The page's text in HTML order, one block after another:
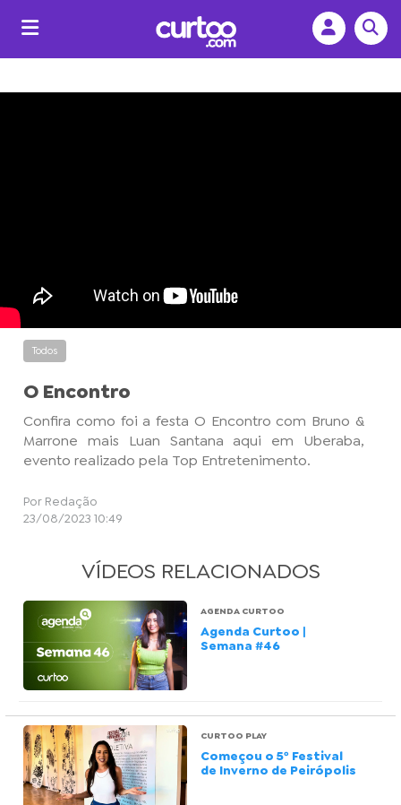
Todos
O Encontro
Confira como foi a festa O Encontro com Bruno &
Marrone mais Luan Santana aqui em Uberaba,
evento realizado pela Top Entretenimento.
Por Redação
23/08/2023 10:49
VÍDEOS RELACIONADOS
AGENDA CURTOO
Agenda Curtoo |
Semana #46
CURTOO PLAY
Começou o 5º Festival
de Inverno de Peirópolis